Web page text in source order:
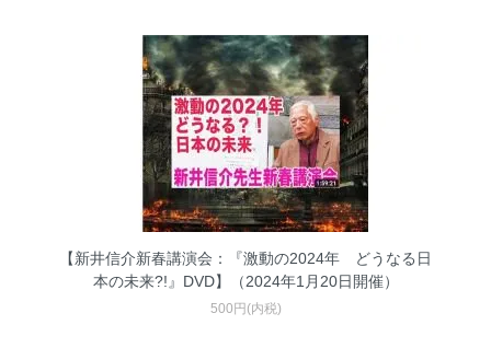
【新井信介新春講演会：『激動の2024年 どうなる日
本の未来?!』DVD】（2024年1月20日開催）
500円(内税)